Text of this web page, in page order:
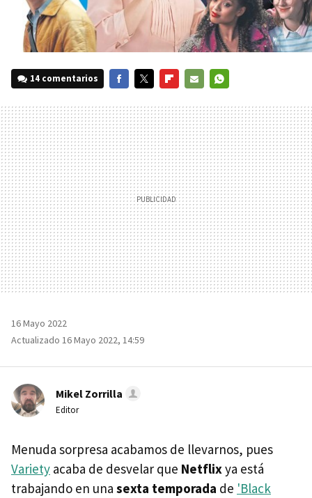
14 comentarios
MAIL
16 Mayo 2022
Actualizado 16 Mayo 2022, 14:59
Mikel Zorrilla
Editor
Menuda sorpresa acabamos de llevarnos, pues
Variety acaba de desvelar que Netflixya está
trabajando en una sexta temporada de 'Black